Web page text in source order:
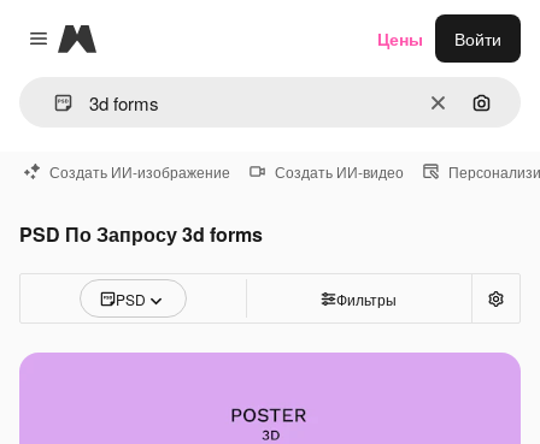
Close menu
Magnific
ОчиститьПоиск
Цены Войти
Создать ИИ-изображение Создать ИИ-видео
PSD По Запросу 3d forms
PSD Фильтры